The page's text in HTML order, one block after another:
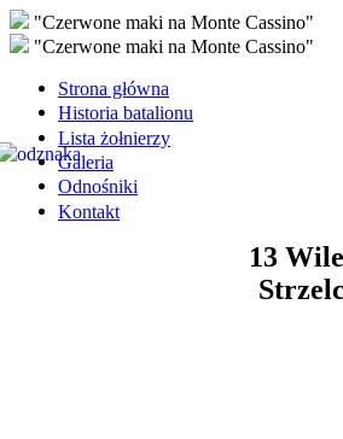
"Czerwone maki na Monte Cassino"
"Czerwone maki na Monte Cassino"
Strona główna
Historia batalionu
Lista żołnierzy
Galeria
Odnośniki
Kontakt
13